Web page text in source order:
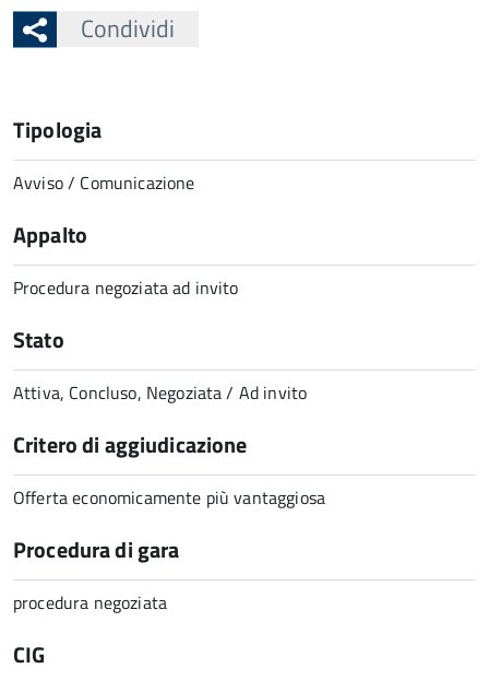
Condividi
Tipologia
Avviso / Comunicazione
Appalto
Procedura negoziata ad invito
Stato
Attiva, Concluso, Negoziata / Ad invito
Critero di aggiudicazione
Offerta economicamente più vantaggiosa
Procedura di gara
procedura negoziata
CIG